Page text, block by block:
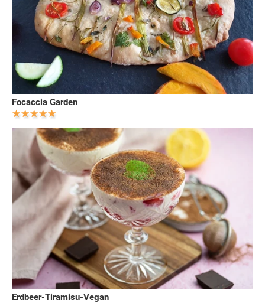
Focaccia Garden
Erdbeer-Tiramisu-Vegan